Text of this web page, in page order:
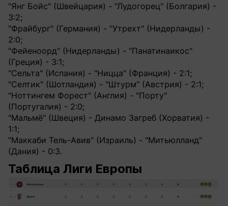
"Янг Бойс" (Швейцария) - "Лудогорец" (Болгария) -
3:2;
"Фрайбург" (Германия) - "Утрехт" (Нидерланды) -
2:0;
"Фейеноорд" (Нидерланды) - "Панатинаикос"
(Греция) - 3:1;
"Сельта" (Испания) - "Ницца" (Франция) - 2:1;
"Селтик" (Шотландия) - "Штурм" (Австрия) - 2:1;
"Ноттингем Форест" (Англия) - "Порту"
(Португалия) - 2:0;
"Мальмё" (Швеция) - Динамо Загреб (Хорватия) -
1:1;
"Маккаби Тель-Авив" (Израиль) - "Митьюлланд"
(Дания) - 0:3.
Таблица Лиги Европы